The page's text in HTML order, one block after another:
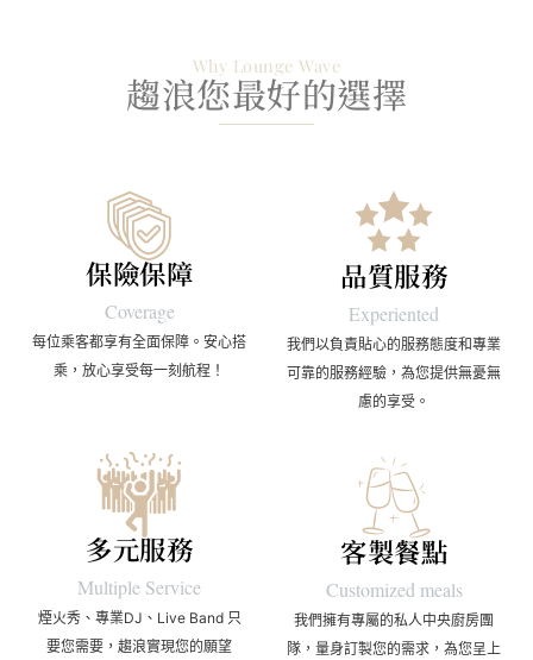
Why Lounge Wave
趨浪您最好的選擇
保險保障
Coverage
每位乘客都享有全面保障。安心搭
乘，放心享受每一刻航程！
品質服務
Experiented
我們以負責貼心的服務態度和專業
可靠的服務經驗，為您提供無憂無
慮的享受。
多元服務
Multiple Service
煙火秀、專業DJ、Live Band 只
要您需要，趨浪實現您的願望
客製餐點
Customized meals
我們擁有專屬的私人中央廚房團
隊，量身訂製您的需求，為您呈上